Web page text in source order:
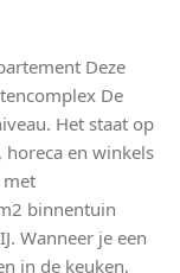
Deze
De
Het staat op
en winkels
met
binnentuin
Wanneer je een
in de keuken,